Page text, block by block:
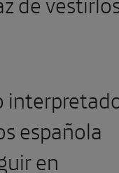
española
en